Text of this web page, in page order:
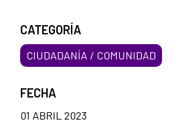
CATEGORÍA
CIUDADANÍA / COMUNIDAD
FECHA
01 ABRIL 2023